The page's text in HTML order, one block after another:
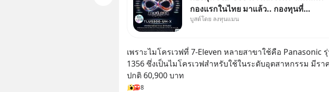
กองแรกในไทย มาแล้ว.. กองทุนที่
ออกแบบมาเพื่อแก้ Pain Point ใหญ่ของ
บูสต์โดย ลงทุนแมน
เพราะไมโครเวฟที่ 7-Eleven หลายสาขาใช้คือ Panasonic
1356 ซึ่งเป็นไมโครเวฟสำหรับใช้ในระดับอุตสาหกรรม มีรา
ปกติ 60,900 บาท
8